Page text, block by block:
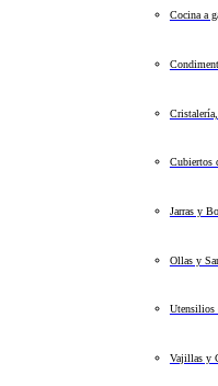
Cocina a
Cubiertos
Jarras y
Ollas y
Utensilios
Vajillas y